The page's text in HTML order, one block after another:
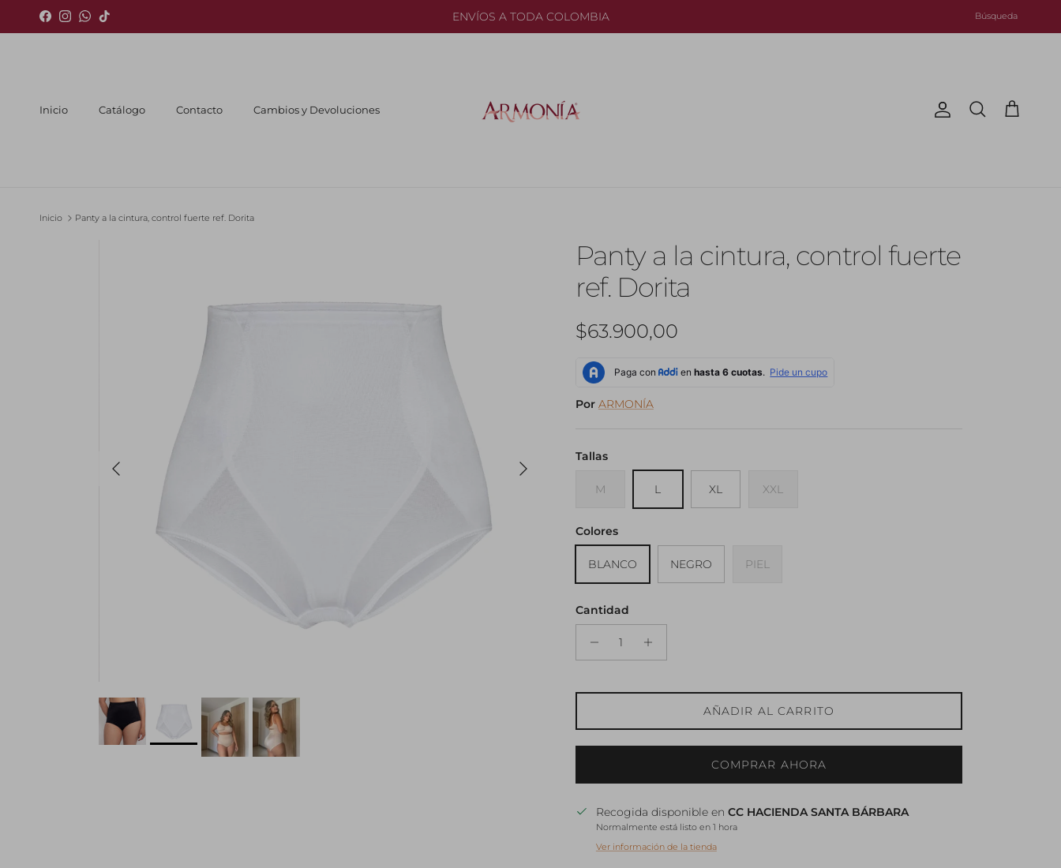
Ir al contenido
FacebookInstagram
WhatsApp
TikTok ENVÍOS A TODA COLOMBIA Búsqueda
Inicio Catálogo Contacto Cambios y Devoluciones CuentaBuscar Carrito
Inicio Panty a la cintura, control fuerte ref. Dorita
Anterior Siguiente
Panty a la cintura, control fuerte
ref. Dorita
Precio normal
$63.900,00
Por ARMONÍA
Tallas
M L XL XXL
Colores
BLANCO NEGRO PIEL
Cantidad
AÑADIR AL CARRITO
COMPRAR AHORA
Recogida disponible en CC HACIENDA SANTA BÁRBARA
Normalmente está listo en 1 hora
Ver información de la tienda